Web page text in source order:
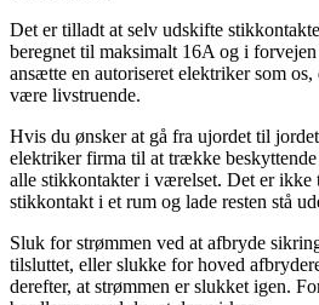
Det er tilladt at selv udskifte
beregnet til maksimalt 16A og i
ansætte en autoriseret elektriker som
være livstruende.
Hvis du ønsker at gå fra ujordet til
elektriker firma til at trække
alle stikkontakter i værelset. Det er ikke
stikkontakt i et rum og lade resten stå
Sluk for strømmen ved at afbryde
tilsluttet, eller slukke for hoved
derefter, at strømmen er slukket igen.